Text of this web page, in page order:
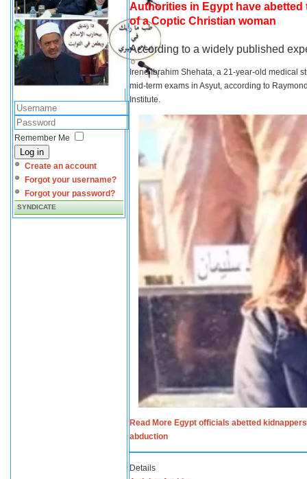
Remember Me
Log in
Create an account
Forgot your username?
Forgot your password?
SYNDICATE
Authorities in Egypt have
of a Coptic Christian woman
According to a widely published
Irene Ibrahim Shehata, a 21-year-old medical
mid-term exams in Asyut, according to
Institute.
Read More Egypt officials abetted
abduction
Details